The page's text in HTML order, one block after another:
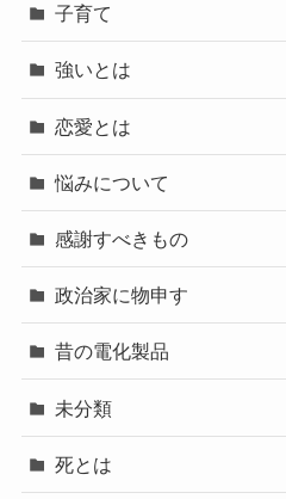
子育て
強いとは
恋愛とは
悩みについて
感謝すべきもの
政治家に物申す
昔の電化製品
未分類
死とは